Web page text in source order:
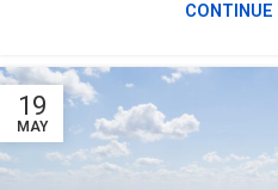
CONTINUE
19
MAY